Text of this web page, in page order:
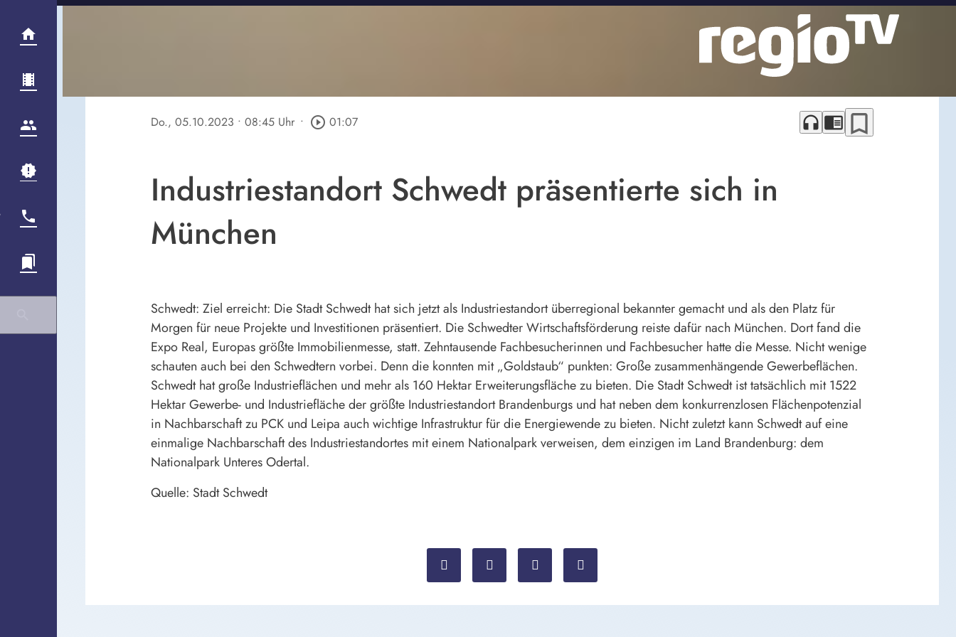
Do., 05.10.2023 • 08:45 Uhr • play_circle_outline 01:07 headphones chrome_reader_mode bookmark_border
Industriestandort Schwedt präsentierte sich in
München
Schwedt: Ziel erreicht: Die Stadt Schwedt hat sich jetzt als Industriestandort überregional bekannter gemacht und als den Platz für
Morgen für neue Projekte und Investitionen präsentiert. Die Schwedter Wirtschaftsförderung reiste dafür nach München. Dort fand die
Expo Real, Europas größte Immobilienmesse, statt. Zehntausende Fachbesucherinnen und Fachbesucher hatte die Messe. Nicht wenige
schauten auch bei den Schwedtern vorbei. Denn die konnten mit „Goldstaub“ punkten: Große zusammenhängende Gewerbeflächen.
Schwedt hat große Industrieflächen und mehr als 160 Hektar Erweiterungsfläche zu bieten. Die Stadt Schwedt ist tatsächlich mit 1522
Hektar Gewerbe- und Industriefläche der größte Industriestandort Brandenburgs und hat neben dem konkurrenzlosen Flächenpotenzial
in Nachbarschaft zu PCK und Leipa auch wichtige Infrastruktur für die Energiewende zu bieten. Nicht zuletzt kann Schwedt auf eine
einmalige Nachbarschaft des Industriestandortes mit einem Nationalpark verweisen, dem einzigen im Land Brandenburg: dem
Nationalpark Unteres Odertal.
Quelle: Stadt Schwedt